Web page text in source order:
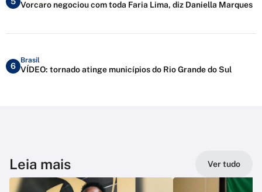
Vorcaro negociou com toda Faria Lima, diz Daniella Marques
6
Brasil
VÍDEO: tornado atinge municípios do Rio Grande do Sul
Leia mais Ver tudo